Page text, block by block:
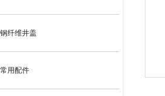
钢纤维井盖
常用配件